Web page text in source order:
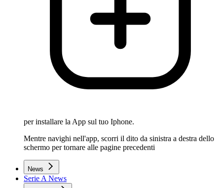
per installare la App sul tuo Iphone.
Mentre navighi nell'app, scorri il dito da sinistra a destra dello
schermo per tornare alle pagine precedenti
News
Serie A News